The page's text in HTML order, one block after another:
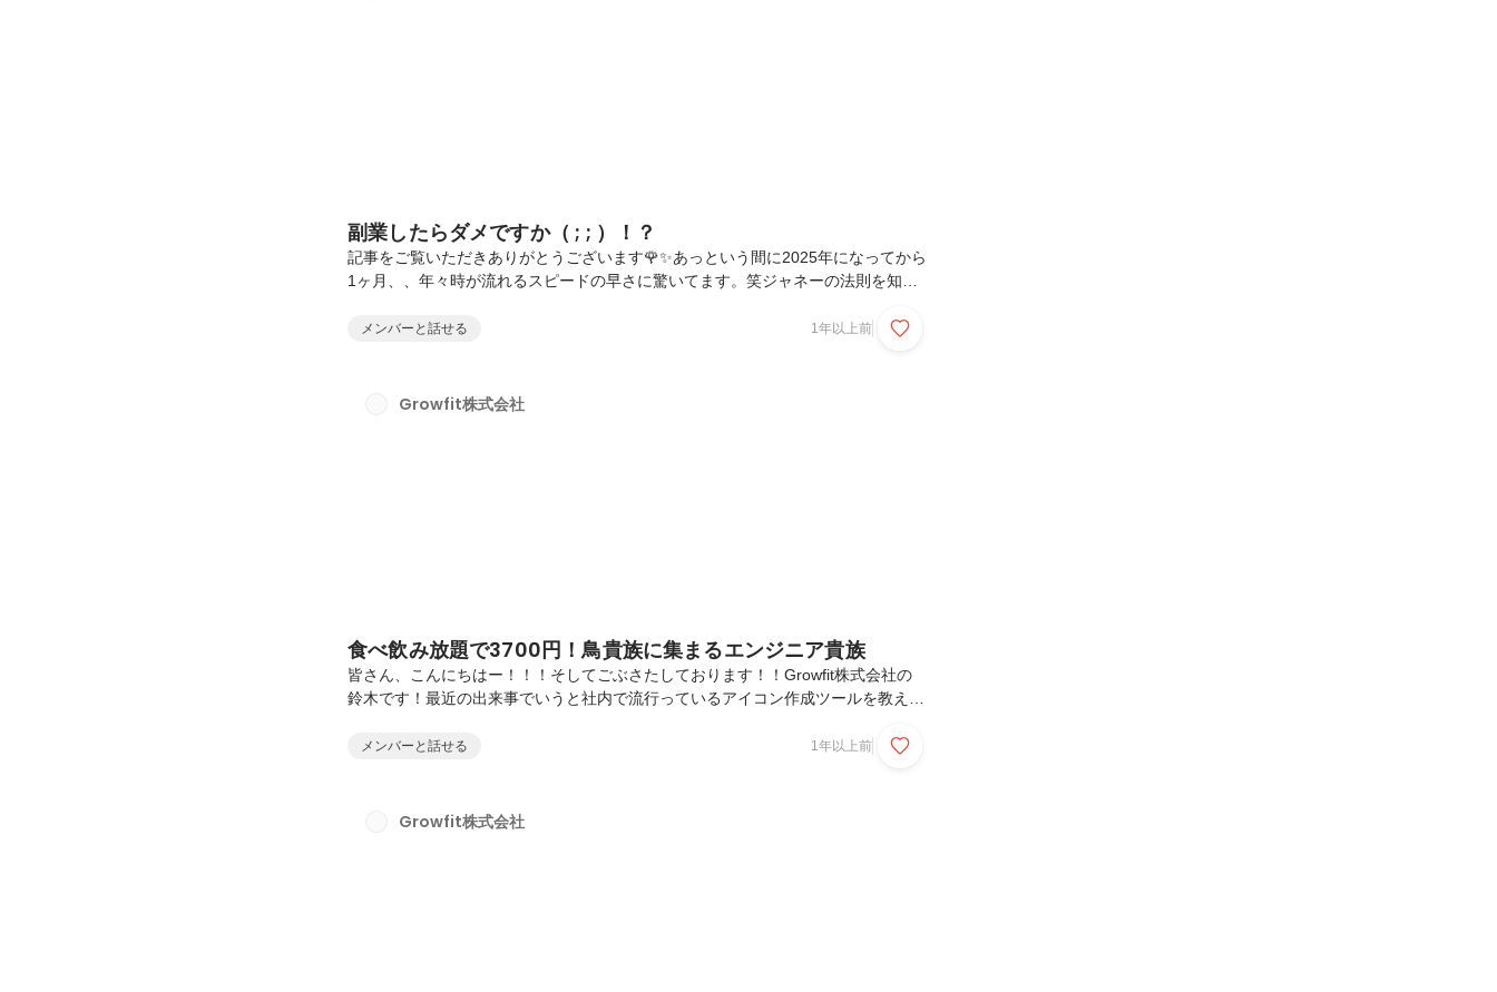
副業したらダメですか（ ; ; ）！？
記事をご覧いただきありがとうございます🌹✨あっという間に2025年になってから
1ヶ月、、年々時が流れるスピードの早さに驚いてます。笑ジャネーの法則を知っ
少しでも遅く感じたい！！と年齢に抗おうとしてみてます。笑(尚、まだ何も取り
いと思います🙇✨みなさん一度はやりたいな〜と思ったことはあるのではないでし
メンバーと話せる 1年以上前
Growfit株式会社
食べ飲み放題で3700円！鳥貴族に集まるエンジニア貴族
皆さん、こんにちはー！！！そしてごぶさたしております！！Growfit株式会社の
鈴木です！最近の出来事でいうと社内で流行っているアイコン作成ツールを教えて
😂😂😂個人的には👍の手がポイントです。(笑)さてさて、今回はエンジニアの皆さ
催しました！既に2回開催しておりおかげさまで2回共に好評をいただいております
メンバーと話せる 1年以上前
Growfit株式会社